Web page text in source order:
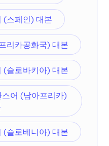
(스페인) 대본
리카공화국) 대본
(슬로바키아) 대본
어 (남아프리카)
(슬로베니아) 대본